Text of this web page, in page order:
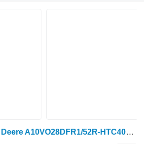
Гидронасос John Deere A10VO28DFR1/52R-HTC40N00-S2020 AL166637 для трактора колесного John Deere 6230